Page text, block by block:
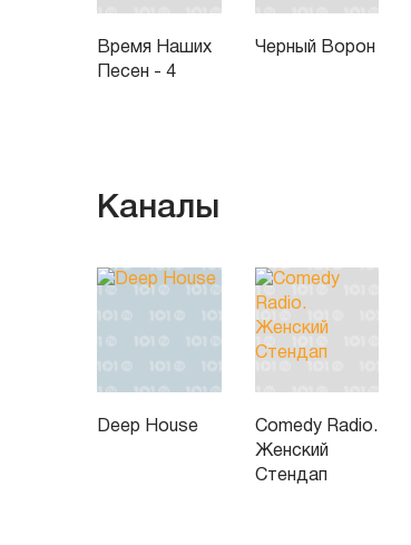
Время Наших
Песен - 4
Черный Ворон
Каналы
Deep House
Comedy Radio.
Женский
Стендап